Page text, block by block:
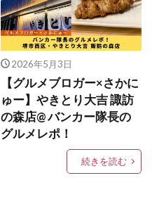
2026年5月3日
【グルメブロガー×さかに
ゅー】やきとり大吉 諏訪
の森店@ バンカー隊長の
グルメレポ！
続きを読む